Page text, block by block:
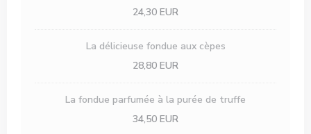
24,30 EUR
La délicieuse fondue aux cèpes
28,80 EUR
La fondue parfumée à la purée de truffe
34,50 EUR